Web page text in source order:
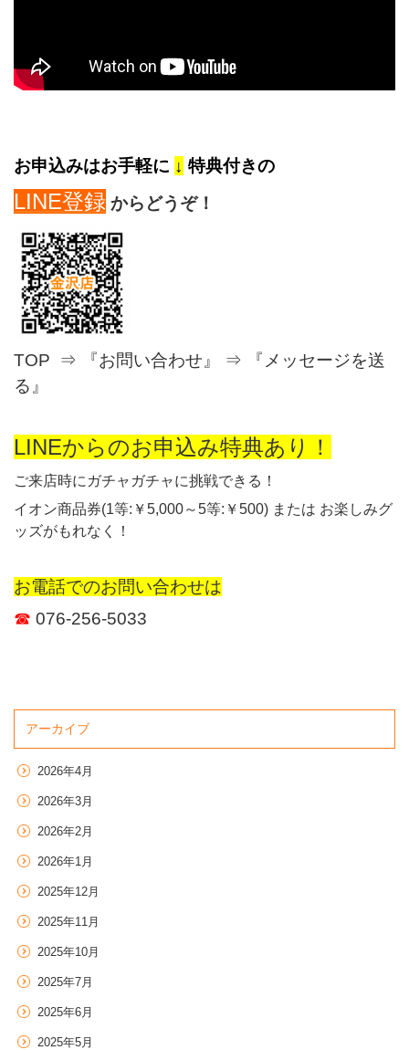
お申込みはお手軽に ↓ 特典付きの
LINE登録 からどうぞ！
TOP ⇒ 『お問い合わせ』 ⇒ 『メッセージを送
る』
LINEからのお申込み特典あり！
ご来店時にガチャガチャに挑戦できる！
イオン商品券(1等:￥5,000～5等:￥500) または お楽しみグ
ッズがもれなく！
お電話でのお問い合わせは
☎ 076-256-5033
アーカイブ
2026年4月
2026年3月
2026年2月
2026年1月
2025年12月
2025年11月
2025年10月
2025年7月
2025年6月
2025年5月